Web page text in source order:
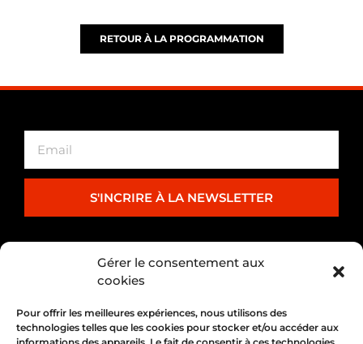
Gérer le consentement aux
cookies
Pour offrir les meilleures expériences, nous utilisons des
technologies telles que les cookies pour stocker et/ou accéder aux
RETOUR À LA PROGRAMMATION
S'INCRIRE À LA NEWSLETTER
PARTENARIAT